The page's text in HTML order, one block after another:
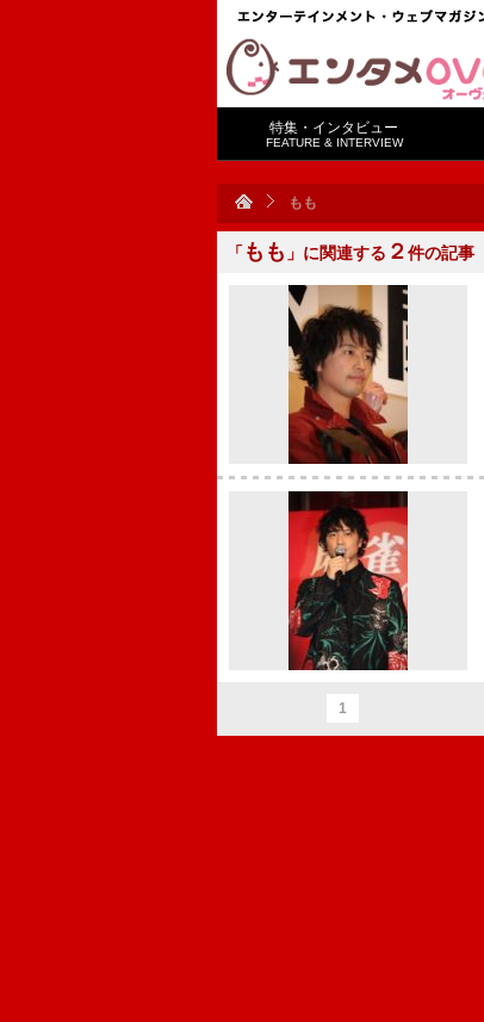
特集・インタビュー
FEATURE & INTERVIEW
もも
「 もも 」に関連する ２件の記事
1